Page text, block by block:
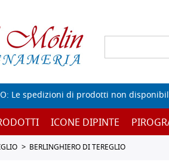
Le spedizioni di prodotti non
ICONE DIPINTE
BERLINGHIERO DI TEREGLIO